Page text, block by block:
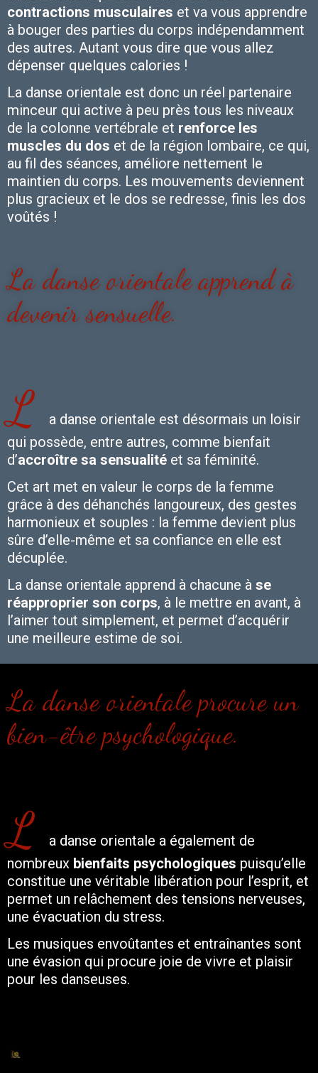
contractions musculaires et va vous apprendre
à bouger des parties du corps indépendamment
des autres. Autant vous dire que vous allez
dépenser quelques calories !
La danse orientale est donc un réel partenaire
minceur qui active à peu près tous les niveaux
de la colonne vertébrale et renforce les
muscles du dos et de la région lombaire, ce qui,
au fil des séances, améliore nettement le
maintien du corps. Les mouvements deviennent
plus gracieux et le dos se redresse, finis les dos
voûtés !
La danse orientale apprend à
devenir sensuelle.
L
a danse orientale est désormais un loisir
qui possède, entre autres, comme bienfait
d’accroître sa sensualité et sa féminité.
Cet art met en valeur le corps de la femme
grâce à des déhanchés langoureux, des gestes
harmonieux et souples : la femme devient plus
sûre d’elle-même et sa confiance en elle est
décuplée.
La danse orientale apprend à chacune à se
réapproprier son corps, à le mettre en avant, à
l’aimer tout simplement, et permet d’acquérir
une meilleure estime de soi.
La danse orientale procure un
bien-être psychologique.
L
a danse orientale a également de
nombreux bienfaits psychologiques puisqu’elle
constitue une véritable libération pour l’esprit, et
permet un relâchement des tensions nerveuses,
une évacuation du stress.
Les musiques envoûtantes et entraînantes sont
une évasion qui procure joie de vivre et plaisir
pour les danseuses.